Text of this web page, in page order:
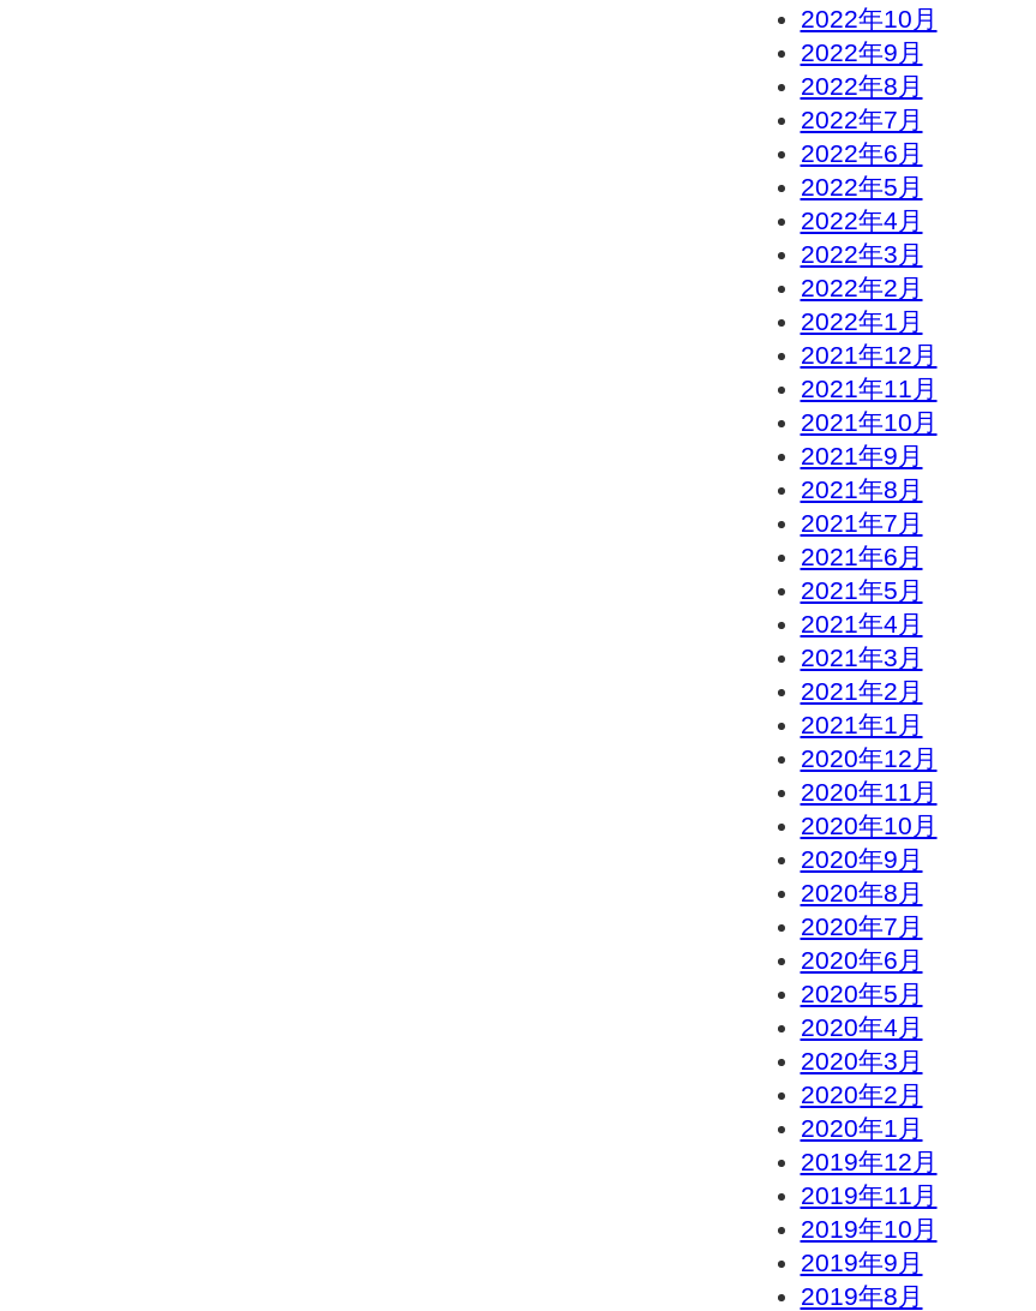
2022年10月
2022年9月
2022年8月
2022年7月
2022年6月
2022年5月
2022年4月
2022年3月
2022年2月
2022年1月
2021年12月
2021年11月
2021年10月
2021年9月
2021年8月
2021年7月
2021年6月
2021年5月
2021年4月
2021年3月
2021年2月
2021年1月
2020年12月
2020年11月
2020年10月
2020年9月
2020年8月
2020年7月
2020年6月
2020年5月
2020年4月
2020年3月
2020年2月
2020年1月
2019年12月
2019年11月
2019年10月
2019年9月
2019年8月